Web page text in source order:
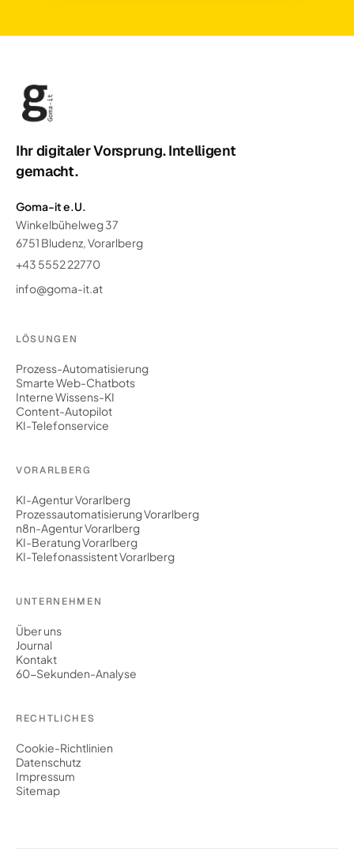
Ihr digitaler Vorsprung. Intelligent
gemacht.
Goma-it e.U.
Winkelbühelweg 37
6751 Bludenz, Vorarlberg
+43 5552 22770
info@goma-it.at
LÖSUNGEN
Prozess-Automatisierung
Smarte Web-Chatbots
Interne Wissens-KI
Content-Autopilot
KI-Telefonservice
VORARLBERG
KI-Agentur Vorarlberg
Prozessautomatisierung Vorarlberg
n8n-Agentur Vorarlberg
KI-Beratung Vorarlberg
KI-Telefonassistent Vorarlberg
UNTERNEHMEN
Über uns
Journal
Kontakt
60-Sekunden-Analyse
RECHTLICHES
Cookie-Richtlinien
Datenschutz
Impressum
Sitemap